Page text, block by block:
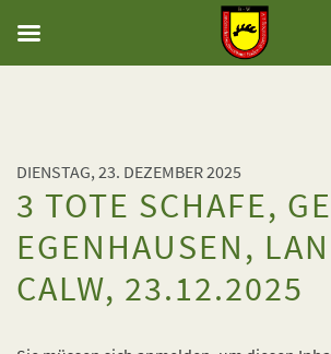
DIENSTAG, 23. DEZEMBER 2025
3 TOTE SCHAFE,
EGENHAUSEN,
CALW, 23.12.2025